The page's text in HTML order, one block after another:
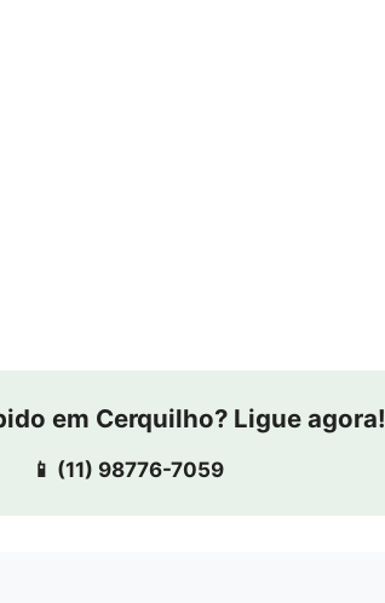
em Cerquilho? Ligue agora!
📱 (11) 98776-7059